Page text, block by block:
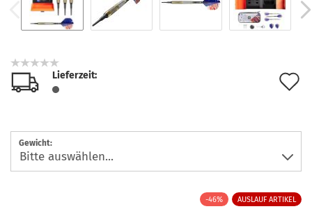
Lieferzeit:
Gewicht:
-46% AUSLAUF ARTIKEL